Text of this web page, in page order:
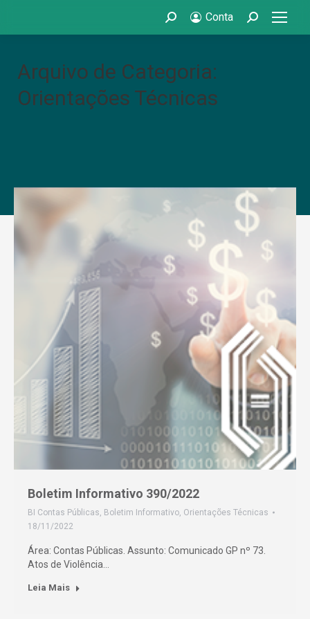
Search: Conta Search:
Arquivo de Categoria:
Orientações Técnicas
Boletim Informativo 390/2022
BI Contas Públicas, Boletim Informativo, Orientações Técnicas
18/11/2022
Área: Contas Públicas. Assunto: Comunicado GP nº 73.
Atos de Violência…
Leia Mais